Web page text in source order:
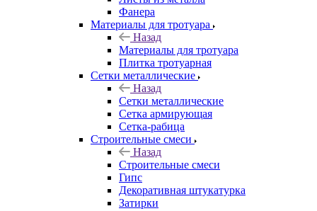
Фанера
Материалы для тротуара
Назад
Материалы для тротуара
Плитка тротуарная
Сетки металлические
Назад
Сетки металлические
Сетка армирующая
Сетка-рабица
Строительные смеси
Назад
Строительные смеси
Гипс
Декоративная штукатурка
Затирки